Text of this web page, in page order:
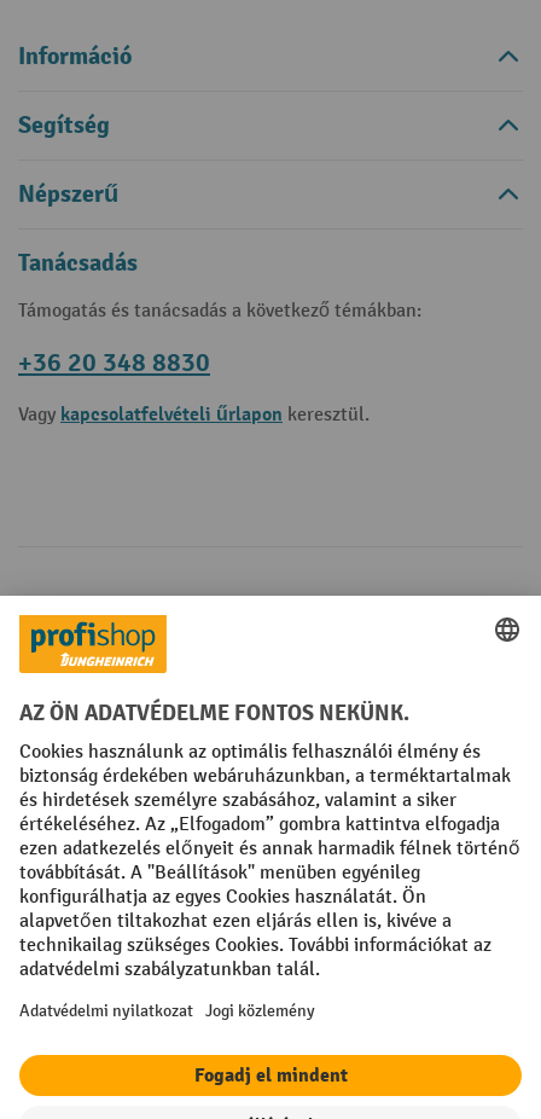
Információ
Segítség
Népszerű
Tanácsadás
Támogatás és tanácsadás a következő témákban:
+36 20 348 8830
Vagy kapcsolatfelvételi űrlapon keresztül.
Fizetési lehetőségek
Creditcard (Master)Creditcard (Visa)
Közösségi Média
Facebook
YouTube
LinkedIn
Instagram
Impresszum ÁSZF Adatvédelmi tájékoztató
Adatvédelmi beállítások
All prices excl. VAT plus shipping costsand possible delivery charges,
if not stated otherwise.